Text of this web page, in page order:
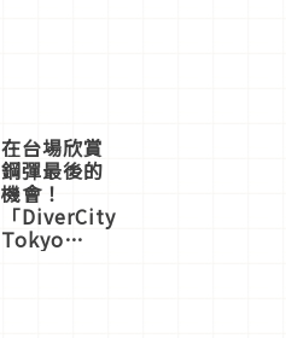
在台場欣賞
鋼彈最後的
機會！
「DiverCity
Tokyo